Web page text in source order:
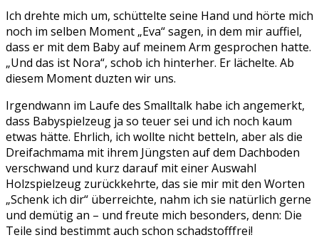
Ich drehte mich um, schüttelte seine Hand und hörte mich
noch im selben Moment „Eva“ sagen, in dem mir auffiel,
dass er mit dem Baby auf meinem Arm gesprochen hatte.
„Und das ist Nora“, schob ich hinterher. Er lächelte. Ab
diesem Moment duzten wir uns.
Irgendwann im Laufe des Smalltalk habe ich angemerkt,
dass Babyspielzeug ja so teuer sei und ich noch kaum
etwas hätte. Ehrlich, ich wollte nicht betteln, aber als die
Dreifachmama mit ihrem Jüngsten auf dem Dachboden
verschwand und kurz darauf mit einer Auswahl
Holzspielzeug zurückkehrte, das sie mir mit den Worten
„Schenk ich dir“ überreichte, nahm ich sie natürlich gerne
und demütig an – und freute mich besonders, denn: Die
Teile sind bestimmt auch schon schadstofffrei!